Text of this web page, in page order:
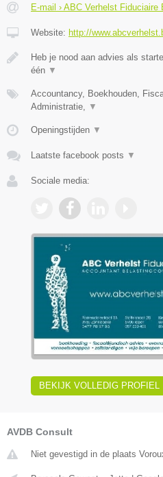
E-mail › ABC Verhelst Fiduciaire
Website: http://
Heb je nood aan advies als
één ▼
Accountancy, Boekhouden,
Administratie, ▼
Openingstijden ▼
Laatste facebook posts ▼
Sociale media:
BEKIJK VOLLEDIG PROFIEL
AVDB Consult
Niet gevestigd in de plaats